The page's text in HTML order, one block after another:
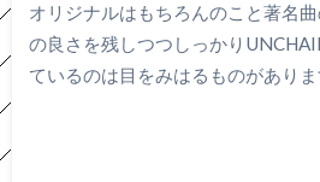
オリジナルはもちろんのこと著名
の良さを残しつつしっかり
ているのは目をみはるものがありま